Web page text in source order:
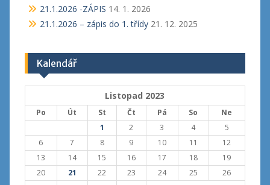
21.1.2026 -ZÁPIS 14. 1. 2026
21.1.2026 – zápis do 1. třídy 21. 12. 2025
Kalendář
Listopad 2023
Po Út St Čt Pá So
Ne
1
2 3 4
5
6
7 8 9 10 11
12
13
14 15 16 17 18
19
20
21 22 23 24 25
26